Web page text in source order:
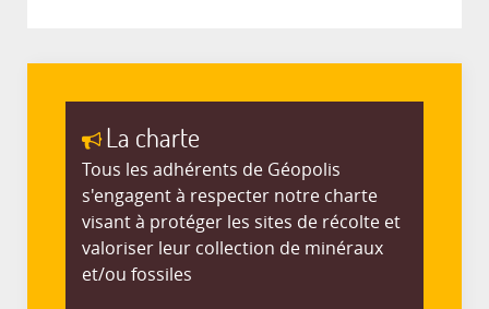
La charte
Tous les adhérents de Géopolis
s'engagent à respecter notre charte
visant à protéger les sites de récolte et
valoriser leur collection de minéraux
et/ou fossiles